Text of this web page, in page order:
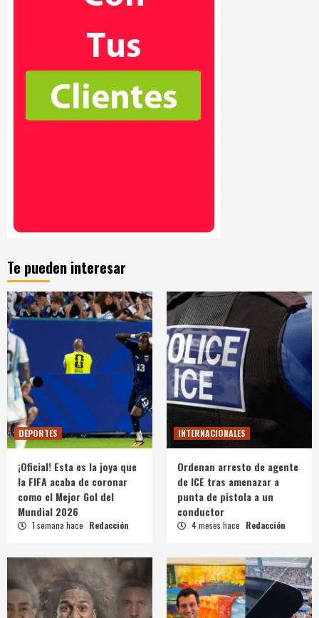
Te pueden interesar
DEPORTES
¡Oficial! Esta es la joya que
la FIFA acaba de coronar
como el Mejor Gol del
Mundial 2026
1 semana hace Redacción
INTERNACIONALES
Ordenan arresto de agente
de ICE tras amenazar a
punta de pistola a un
conductor
4 meses hace Redacción